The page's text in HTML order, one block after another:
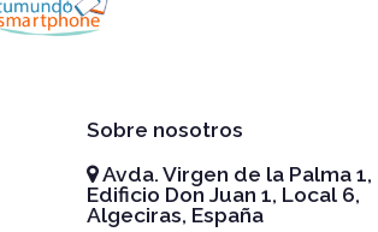
Sobre nosotros
Avda. Virgen de la Palma 1,
Edificio Don Juan 1, Local 6,
Algeciras, España